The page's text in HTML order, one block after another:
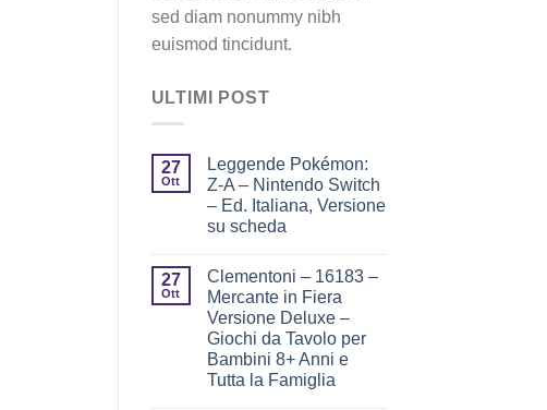
sed diam nonummy nibh
euismod tincidunt.
ULTIMI POST
27
Ott
Leggende Pokémon:
Z-A – Nintendo Switch
– Ed. Italiana, Versione
su scheda
27
Ott
Clementoni – 16183 –
Mercante in Fiera
Versione Deluxe –
Giochi da Tavolo per
Bambini 8+ Anni e
Tutta la Famiglia